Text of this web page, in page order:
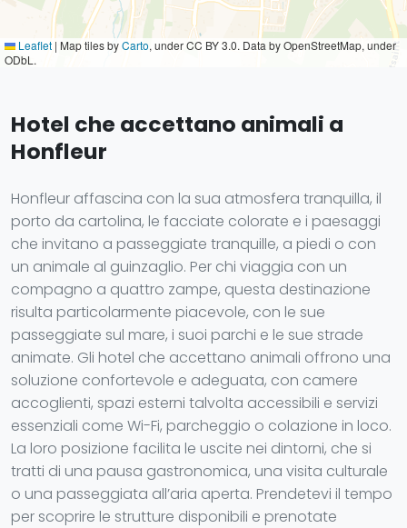
Leaflet | Map tiles byCarto, under CC BY 3.0. Data by OpenStreetMap, under
ODbL.
Hotel che accettano animali a
Honfleur
Honfleur affascina con la sua atmosfera tranquilla, il
porto da cartolina, le facciate colorate e i paesaggi
che invitano a passeggiate tranquille, a piedi o con
un animale al guinzaglio. Per chi viaggia con un
compagno a quattro zampe, questa destinazione
risulta particolarmente piacevole, con le sue
passeggiate sul mare, i suoi parchi e le sue strade
animate. Gli hotel che accettano animali offrono una
soluzione confortevole e adeguata, con camere
accoglienti, spazi esterni talvolta accessibili e servizi
essenziali come Wi-Fi, parcheggio o colazione in loco.
La loro posizione facilita le uscite nei dintorni, che si
tratti di una pausa gastronomica, una visita culturale
o una passeggiata all’aria aperta. Prendetevi il tempo
per scoprire le strutture disponibili e prenotate